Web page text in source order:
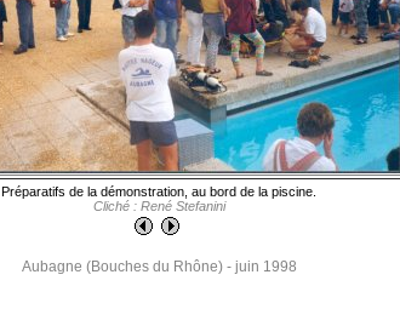
Préparatifs de la démonstration, au bord de la piscine.
Cliché : René Stefanini
Aubagne (Bouches du Rhône) - juin 1998